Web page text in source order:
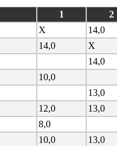
1 2
X 14,0
14,0 X
14,0
10,0
13,0
12,0 13,0
8,0
10,0 13,0